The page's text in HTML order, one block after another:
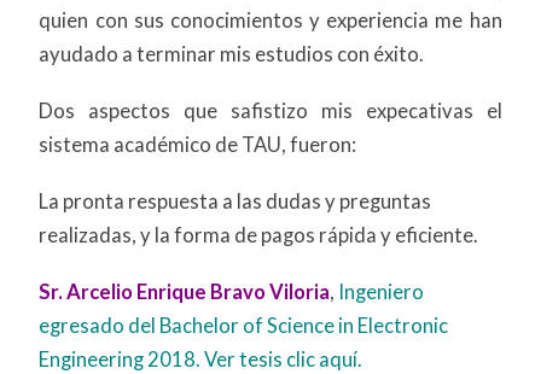
quien con sus conocimientos y experiencia me han
ayudado a terminar mis estudios con éxito.
Dos aspectos que safistizo mis expecativas el
sistema académico de TAU, fueron:
La pronta respuesta a las dudas y preguntas
realizadas, y la forma de pagos rápida y eficiente.
Sr. Arcelio Enrique Bravo Viloria, Ingeniero
egresado del Bachelor of Science in Electronic
Engineering 2018.Ver tesis clic aquí.